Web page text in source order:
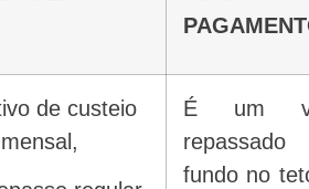
mensal,
É um valor fixo
fundo no